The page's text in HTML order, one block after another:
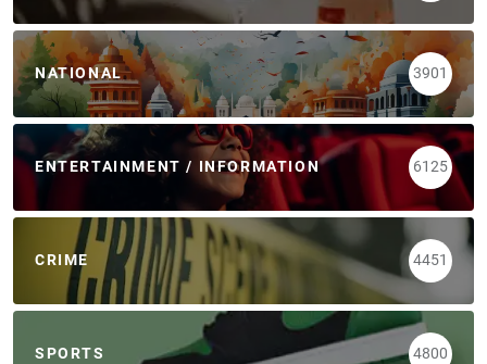
NATIONAL 3901
ENTERTAINMENT / INFORMATION 6125
CRIME 4451
SPORTS 4800